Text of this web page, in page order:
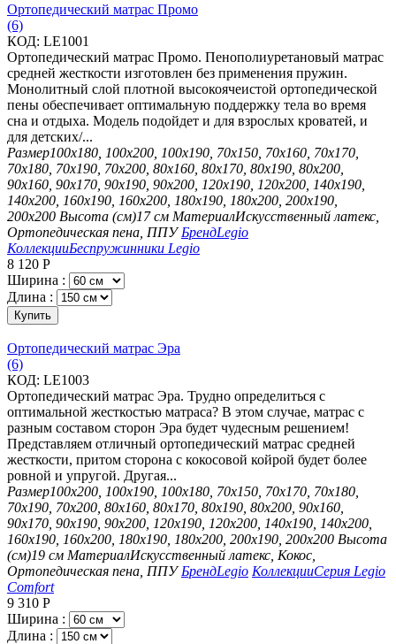
Ортопедический матрас Промо
(6)
КОД: LE1001
Ортопедический матрас Промо. Пенополиуретановый матрас
средней жесткости изготовлен без применения пружин.
Монолитный слой плотной высокоячеистой ортопедической
пены обеспечивает оптимальную поддержку тела во время
сна и отдыха. Модель подойдет и для взрослых кроватей, и
для детских/...
Размер100х180, 100х200, 100х190, 70х150, 70х160, 70х170,
70х180, 70х190, 70х200, 80х160, 80х170, 80х190, 80х200,
90х160, 90х170, 90х190, 90х200, 120х190, 120х200, 140х190,
140х200, 160х190, 160х200, 180х190, 180х200, 200х190,
200х200 Высота (см)17 см МатериалИскусственный латекс,
Ортопедическая пена, ППУ БрендLegio
КоллекцииБеспружинники Legio
8 120 Р
Ширина :
Длина :
Купить
Ортопедический матрас Эра
(6)
КОД: LE1003
Ортопедический матрас Эра. Трудно определиться с
оптимальной жесткостью матраса? В этом случае, матрас с
разным составом сторон Эра будет чудесным решением!
Представляем отличный ортопедический матрас средней
жесткости, притом сторона с кокосовой койрой будет более
ровной и упругой. Другая...
Размер100х200, 100х190, 100х180, 70х150, 70х170, 70х180,
70х190, 70х200, 80х160, 80х170, 80х190, 80х200, 90х160,
90х170, 90х190, 90х200, 120х190, 120х200, 140х190, 140х200,
160х190, 160х200, 180х190, 180х200, 200х190, 200х200 Высота
(см)19 см МатериалИскусственный латекс, Кокос,
Ортопедическая пена, ППУ БрендLegio КоллекцииСерия Legio
Comfort
9 310 Р
Ширина :
Длина :